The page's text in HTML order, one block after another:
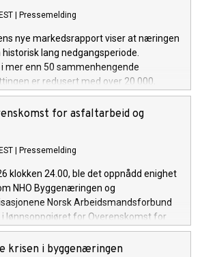
Pressemelding
nye markedsrapport viser at næringen
lang nedgangsperiode.
mer enn 50 sammenhengende
er redusert med over 20 000,
og boligbyggingen ligger fortsatt på et
har ikke vært bygget færre boliger enn
er snart på størrelse med
for asfaltarbeid og
Pressemelding
klokken 24.00, ble det oppnådd enighet
NHO Byggenæringen og
Norsk Arbeidsmandsforbund
lønnsoppgjøret for Overenskomst for
krisen i byggenæringen